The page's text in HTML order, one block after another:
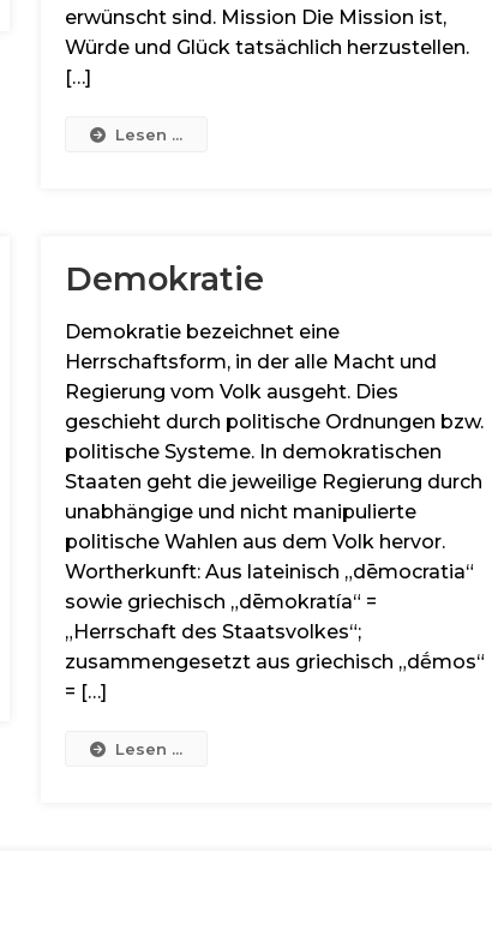
erwünscht sind. Mission Die Mission ist,
Würde und Glück tatsächlich herzustellen.
[…]
Lesen ...
Demokratie
Demokratie bezeichnet eine
Herrschaftsform, in der alle Macht und
Regierung vom Volk ausgeht. Dies
geschieht durch politische Ordnungen bzw.
politische Systeme. In demokratischen
Staaten geht die jeweilige Regierung durch
unabhängige und nicht manipulierte
politische Wahlen aus dem Volk hervor.
Wortherkunft: Aus lateinisch „dēmocratia“
sowie griechisch „dēmokratía“ =
„Herrschaft des Staatsvolkes“;
zusammengesetzt aus griechisch „dḗmos“
= […]
Lesen ...